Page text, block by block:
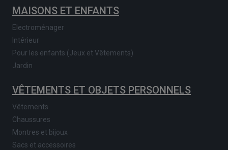
MAISONS ET ENFANTS
Electroménager
Intérieur
Pour les enfants (Jeux et Vêtements)
Jardin
VÊTEMENTS ET OBJETS PERSONNELS
Vêtements
Chaussures
Montres et bijoux
Sacs et accessoires